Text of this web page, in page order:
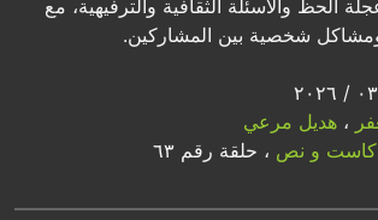
الحظ والأسئلة الثقافية والترفيهية، مع
شخصية بين المشاركين.
، هديل مرعي
و نص ، حلقة رقم ٦٣